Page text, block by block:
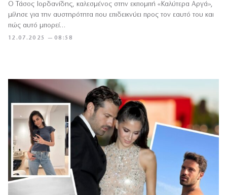
12.07.2025 — 08:58
Ο Τάσος Ιορδανίδης, καλεσμένος στην εκπομπή «Καλύτερα Αργά»,
μίλησε για την αυστηρότητα που επιδεικνύει προς τον εαυτό του και
πώς αυτό μπορεί…